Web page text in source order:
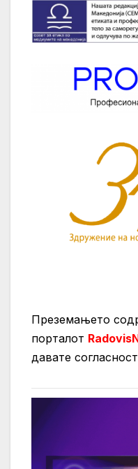
Преземањето
порталот
давате